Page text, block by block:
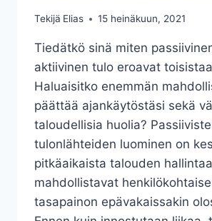
Tekijä Elias 15 heinäkuun, 2021
Tiedätkö sinä miten
aktiivinen tulo eroavat
Haluaisitko enemmän
päättää ajankäytöstäsi sekä
taloudellisia huolia?
tulonlähteiden luominen on
pitkäaikaista talouden
mahdollistavat
tasapainon epävakaissakin